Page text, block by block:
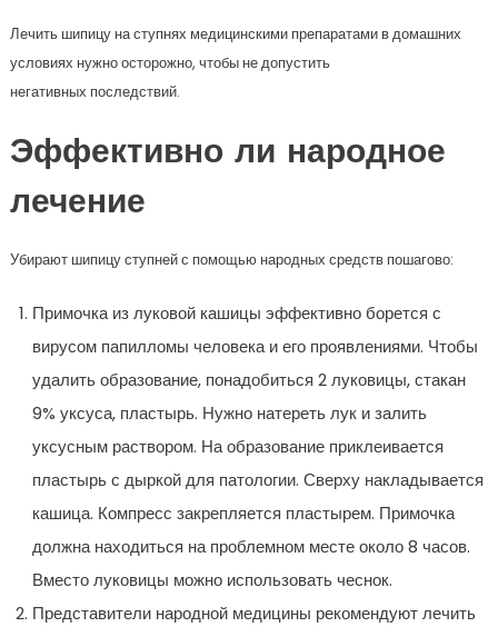
Лечить шипицу на ступнях медицинскими препаратами в домашних
условиях нужно осторожно, чтобы не допустить
негативных последствий.
Эффективно ли народное
лечение
Убирают шипицу ступней с помощью народных средств пошагово:
Примочка из луковой кашицы эффективно борется с
вирусом папилломы человека и его проявлениями. Чтобы
удалить образование, понадобиться 2 луковицы, стакан
9% уксуса, пластырь. Нужно натереть лук и залить
уксусным раствором. На образование приклеивается
пластырь с дыркой для патологии. Сверху накладывается
кашица. Компресс закрепляется пластырем. Примочка
должна находиться на проблемном месте около 8 часов.
Вместо луковицы можно использовать чеснок.
Представители народной медицины рекомендуют лечить